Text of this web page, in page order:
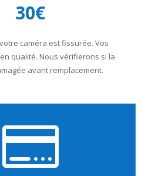
30€
caméra est fissurée. Vos
qualité. Nous vérifierons si la
avant remplacement.
